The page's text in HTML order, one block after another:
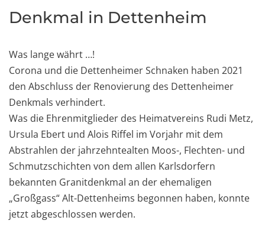
Denkmal in Dettenheim
Was lange währt …!
Corona und die Dettenheimer Schnaken haben 2021
den Abschluss der Renovierung des Dettenheimer
Denkmals verhindert.
Was die Ehrenmitglieder des Heimatvereins Rudi Metz,
Ursula Ebert und Alois Riffel im Vorjahr mit dem
Abstrahlen der jahrzehntealten Moos-, Flechten- und
Schmutzschichten von dem allen Karlsdorfern
bekannten Granitdenkmal an der ehemaligen
„Großgass“ Alt-Dettenheims begonnen haben, konnte
jetzt abgeschlossen werden.